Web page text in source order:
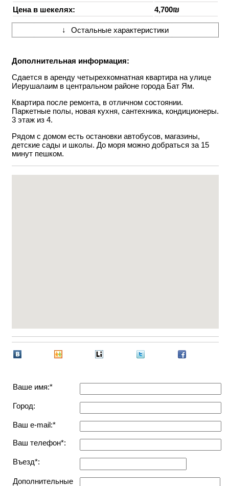
Цена в шекелях:
4,700₪
↓ Остальные характеристики
Дополнительная информация:
Сдается в аренду четырехкомнатная квартира на улице
Иерушалаим в центральном районе города Бат Ям.
Квартира после ремонта, в отличном состоянии.
Паркетные полы, новая кухня, сантехника, кондиционеры.
3 этаж из 4.
Рядом с домом есть остановки автобусов, магазины,
детские сады и школы. До моря можно добраться за 15
минут пешком.
Ваше имя:*
Город:
Ваш e-mail:*
Ваш телефон*:
Въезд*:
Дополнительные